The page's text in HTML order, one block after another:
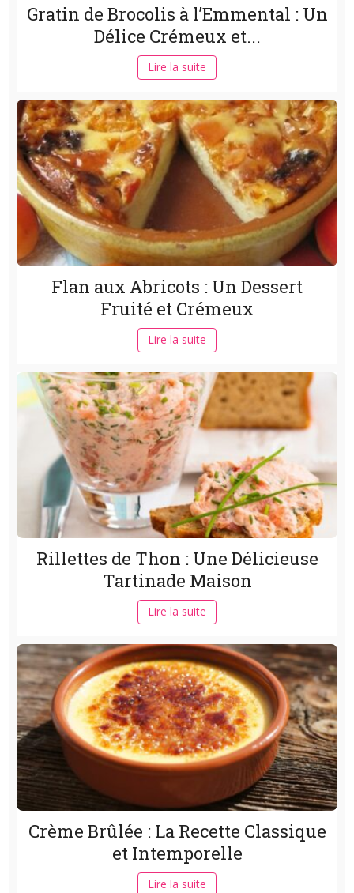
Gratin de Brocolis à l’Emmental : Un
Délice Crémeux et...
Lire la suite
Flan aux Abricots : Un Dessert
Fruité et Crémeux
Lire la suite
Rillettes de Thon : Une Délicieuse
Tartinade Maison
Lire la suite
Crème Brûlée : La Recette Classique
et Intemporelle
Lire la suite